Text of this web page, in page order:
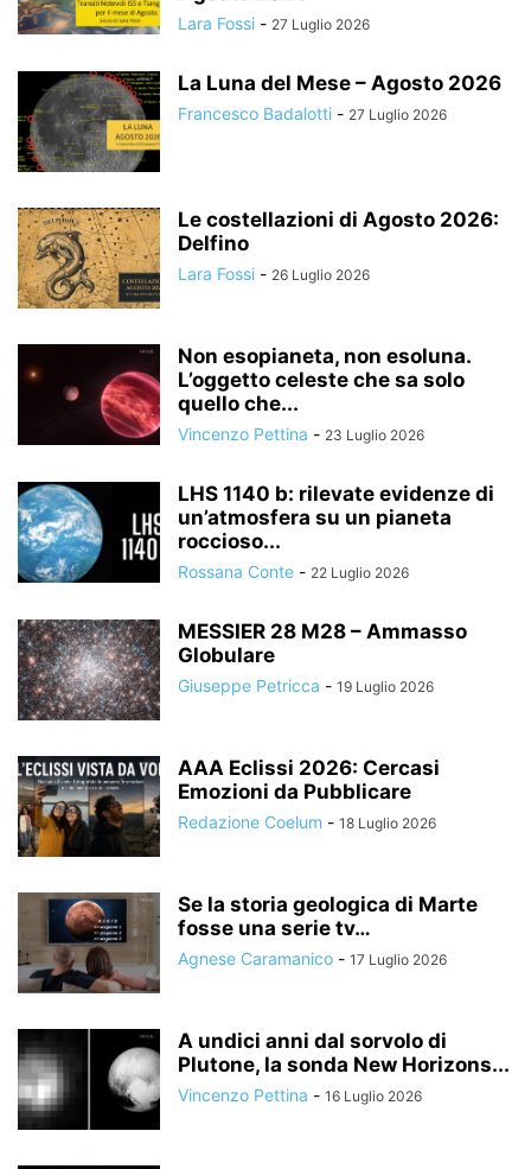
Lara Fossi - 27 Luglio 2026
La Luna del Mese – Agosto 2026
Francesco Badalotti - 27 Luglio 2026
Le costellazioni di Agosto 2026:
Delfino
Lara Fossi - 26 Luglio 2026
Non esopianeta, non esoluna.
L’oggetto celeste che sa solo
quello che...
Vincenzo Pettina - 23 Luglio 2026
LHS 1140 b: rilevate evidenze di
un’atmosfera su un pianeta
roccioso...
Rossana Conte - 22 Luglio 2026
MESSIER 28 M28 – Ammasso
Globulare
Giuseppe Petricca - 19 Luglio 2026
AAA Eclissi 2026: Cercasi
Emozioni da Pubblicare
Redazione Coelum - 18 Luglio 2026
Se la storia geologica di Marte
fosse una serie tv…
Agnese Caramanico - 17 Luglio 2026
A undici anni dal sorvolo di
Plutone, la sonda New Horizons...
Vincenzo Pettina - 16 Luglio 2026